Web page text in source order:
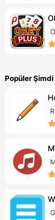
Popüler Şimdi